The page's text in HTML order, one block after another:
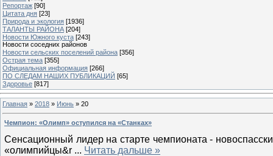
Репортаж [90]
Цитата дня [23]
Природа и экология [1936]
ТАЛАНТЫ РАЙОНА [204]
Новости Южного куста [243]
Новости соседних районов
Новости сельских поселений района [356]
Острая тема [355]
Официальная информация [266]
ПО СЛЕДАМ НАШИХ ПУБЛИКАЦИЙ [65]
Здоровье [817]
Главная » 2018 » Июнь » 20
Чемпион: «Олимп» оступился на «Станках»
Сенсационный лидер на старте чемпионата -
«олимпийцы&r ... Читать дальше »